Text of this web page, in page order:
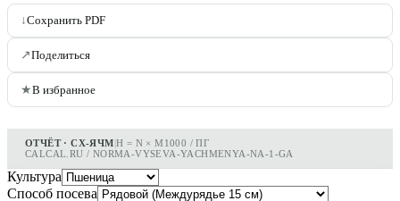
↓Сохранить PDF
↗Поделиться
★В избранное
ОТЧЁТ · СХ-ЯЧМ|H = N × M1000 / ПГ
CALCAL.RU / NORMA-VYSEVA-YACHMENYA-NA-1-GA
Культура
Способ посева